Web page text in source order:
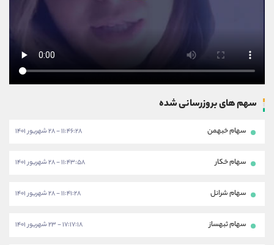
سهم های بروزرسانی شده
سهام خبهمن ۱۱:۴۶:۲۸ - ۲۸ شهریور ۱۴۰۱
سهام خکار ۱۱:۴۳:۵۸ - ۲۸ شهریور ۱۴۰۱
سهام شرانل ۱۱:۴۱:۲۸ - ۲۸ شهریور ۱۴۰۱
سهام ثبهساز ۱۷:۱۷:۱۸ - ۲۳ شهریور ۱۴۰۱